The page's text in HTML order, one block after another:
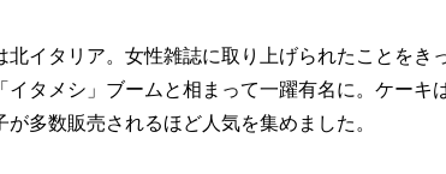
イタリア。女性雑誌に取り上げられたことをき
イタメシ」ブームと相まって一躍有名に。ケーキ
が多数販売されるほど人気を集めました。